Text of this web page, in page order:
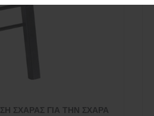
ΣΧΑΡΑΣ ΓΙΑ ΤΗΝ ΣΧΑΡΑ